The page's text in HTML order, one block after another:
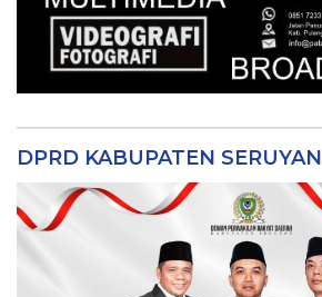
DPRD KABUPATEN SERUYAN